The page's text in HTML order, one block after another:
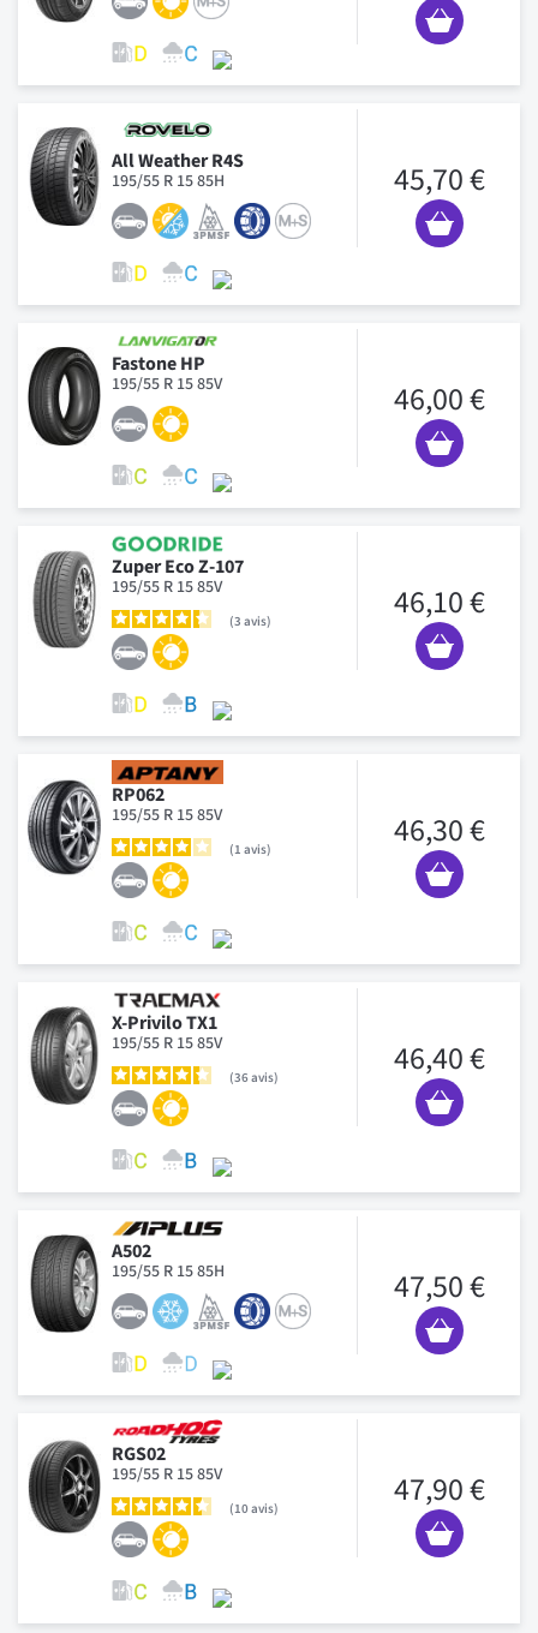
All Weather R4S
195/55 R 15 85H 45,70 €
Fastone HP
195/55 R 15 85V 46,00 €
Zuper Eco Z-107
195/55 R 15 85V
3 avis 46,10 €
RP062
195/55 R 15 85V
1 avis 46,30 €
X-Privilo TX1
195/55 R 15 85V
36avis 46,40 €
A502
195/55 R 15 85H 47,50 €
RGS02
195/55 R 15 85V
10avis 47,90 €